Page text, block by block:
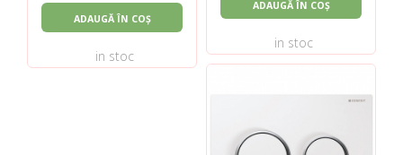
ADAUGĂ ÎN COȘ
in stoc
ADAUGĂ ÎN COȘ
in stoc